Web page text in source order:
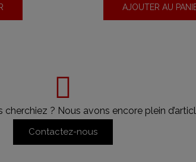
AJOUTER AU
cherchiez ? Nous avons encore plein
Contactez-nous